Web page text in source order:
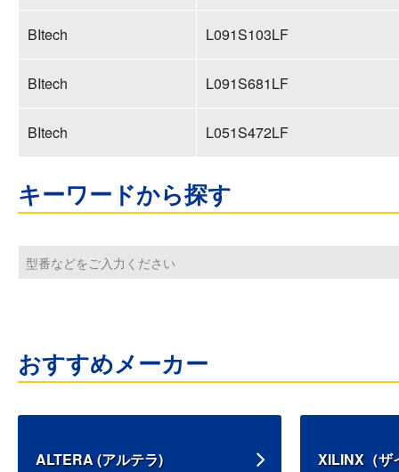
BItech L091S103LF
BItech L091S681LF
BItech L051S472LF
キーワードから探す
おすすめメーカー
ALTERA (アルテラ) XILINX（ザ